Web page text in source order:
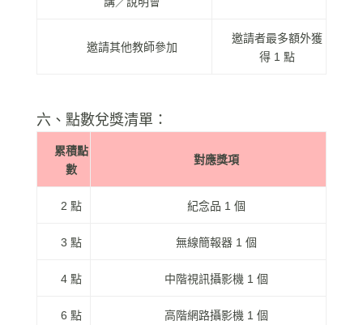
邀請其他教師參加
邀請者最多額外獲
得 1 點
六、點數兌獎清單：
累積點
數
對應獎項
2 點 紀念品 1 個
3 點 無線簡報器 1 個
4 點 中階視訊攝影機 1 個
6 點 高階網路攝影機 1 個